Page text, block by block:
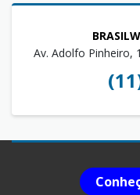
Av. Adolfo Pinheiro,